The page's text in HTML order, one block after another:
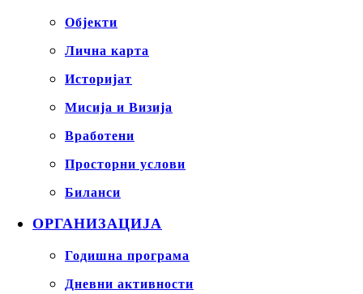
Објекти
Лична карта
Историјат
Мисија и Визија
Вработени
Просторни услови
Биланси
ОРГАНИЗАЦИЈА
Годишна програма
Дневни активности